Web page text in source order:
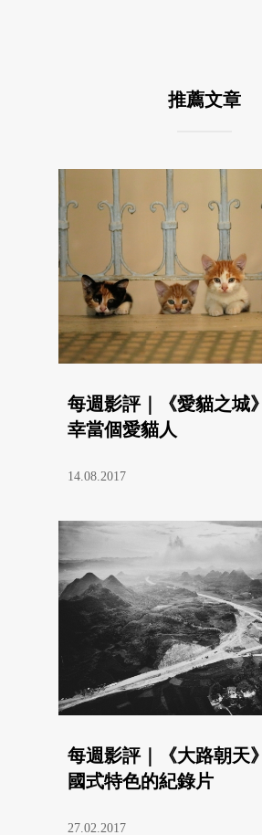
推薦文章
每週影評｜《愛貓之城
幸當個愛貓人
14.08.2017
每週影評｜《大路朝天
國式特色的紀錄片
27.02.2017